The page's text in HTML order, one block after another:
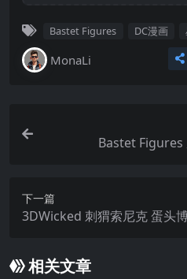
Bastet Figures DC漫画
MonaLi
Bastet Figures
下一篇
3DWicked 刺猬索尼克 蛋头
相关文章